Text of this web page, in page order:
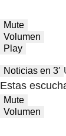
Mute
Volumen
Play
Noticias en 3′
Estas
Mute
Volumen